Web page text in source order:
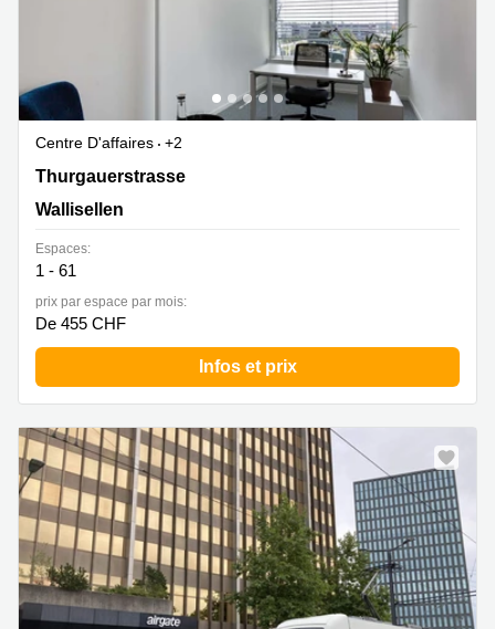
Centre D'affaires
+2
Thurgauerstrasse 101,Glattpark,(Opfikon), Wallisellen
Thurgauerstrasse
Wallisellen
Espaces:
1 - 61
prix par espace par mois:
De 455 CHF
Infos et prix